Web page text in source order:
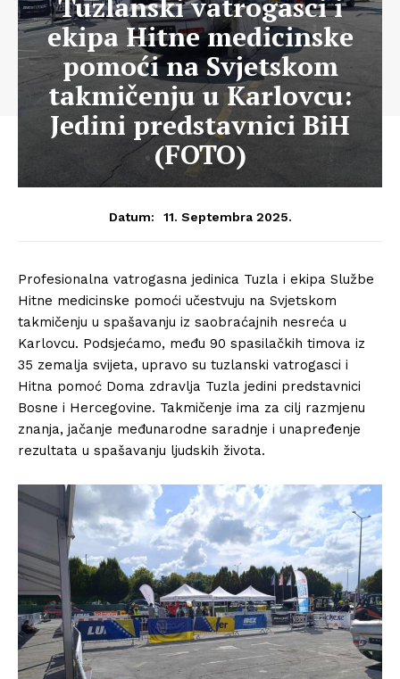
Tuzlanski vatrogasci i
ekipa Hitne medicinske
pomoći na Svjetskom
takmičenju u Karlovcu:
Jedini predstavnici BiH
(FOTO)
Datum: 11. Septembra 2025.
Profesionalna vatrogasna jedinica Tuzla i ekipa Službe
Hitne medicinske pomoći učestvuju na Svjetskom
takmičenju u spašavanju iz saobraćajnih nesreća u
Karlovcu. Podsjećamo, među 90 spasilačkih timova iz
35 zemalja svijeta, upravo su tuzlanski vatrogasci i
Hitna pomoć Doma zdravlja Tuzla jedini predstavnici
Bosne i Hercegovine. Takmičenje ima za cilj razmjenu
znanja, jačanje međunarodne saradnje i unapređenje
rezultata u spašavanju ljudskih života.